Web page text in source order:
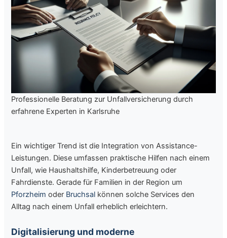
Professionelle Beratung zur Unfallversicherung durch
erfahrene Experten in Karlsruhe
Ein wichtiger Trend ist die Integration von Assistance-
Leistungen. Diese umfassen praktische Hilfen nach einem
Unfall, wie Haushaltshilfe, Kinderbetreuung oder
Fahrdienste. Gerade für Familien in der Region um
Pforzheim oder Bruchsal können solche Services den
Alltag nach einem Unfall erheblich erleichtern.
Digitalisierung und moderne